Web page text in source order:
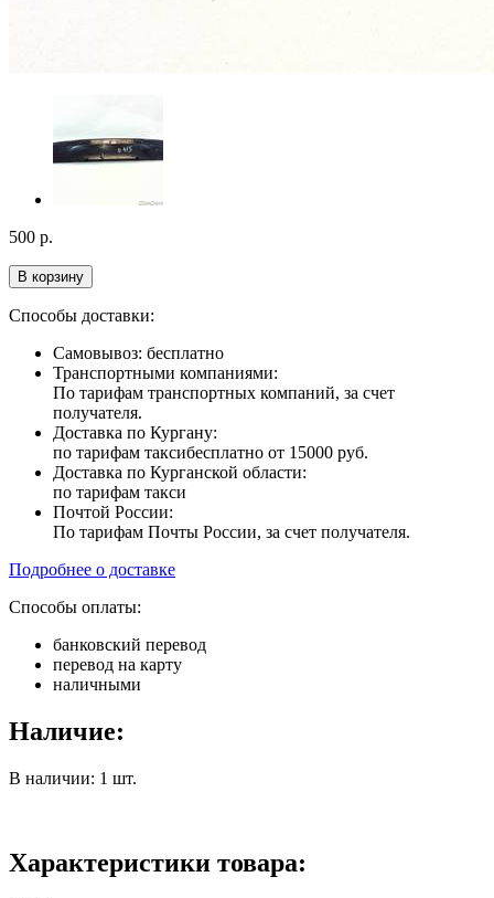
500 р.
В корзину
Способы доставки:
Самовывоз: бесплатно
Транспортными компаниями:
По тарифам транспортных компаний, за счет
получателя.
Доставка по Кургану:
по тарифам таксибесплатно от 15000 руб.
Доставка по Курганской области:
по тарифам такси
Почтой России:
По тарифам Почты России, за счет получателя.
Подробнее о доставке
Способы оплаты:
банковский перевод
перевод на карту
наличными
Наличие:
В наличии: 1 шт.
Характеристики товара: